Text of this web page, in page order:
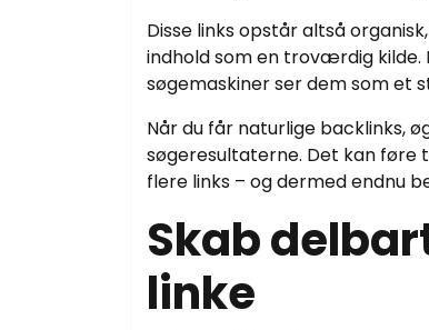
Disse links opstår altså
indhold som en troværdig
søgemaskiner ser dem som
Når du får naturlige backlinks,
søgeresultaterne. Det kan
flere links – og dermed endnu
Skab
linke